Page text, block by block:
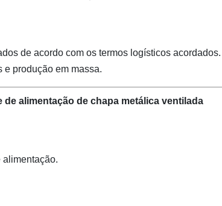
de acordo com os termos logísticos
produção em massa.
alimentação de chapa metálica ventilada
alimentação.